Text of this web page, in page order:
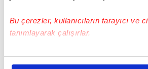
Bu çerezler, kullanıcıların tarayıcı ve
tanımlayarak çalışırlar.
Bu çerezlere izin vermeniz halinde
DEF 35 Mehmet Enes Sığırcı